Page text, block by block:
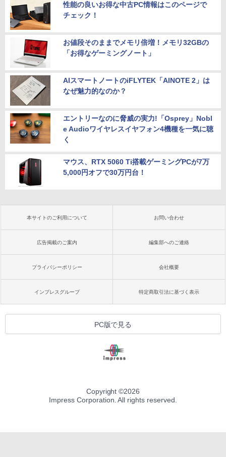
性能の良いお得な中古PC情報はこのページで
チェック！
お値段そのままでメモリ倍増！メモリ32GBの
「お得なゲーミングノート」
AIスマートノートのiFLYTEK「AINOTE 2」は
なぜ魅力的なのか？
エントリーなのに脅威の実力!「Osprey」Nobl
e Audioワイヤレスイヤフォン4機種を一気に聴
く
マウス、RTX 5060 Ti搭載ゲーミングPCが7万
5,000円オフで30万円台！
本サイトのご利用について お問い合わせ
広告掲載のご案内 編集部へのご連絡
プライバシーポリシー 会社概要
インプレスグループ 特定商取引法に基づく表示
PC版で見る
Copyright ©2026
Impress Corporation. All rights reserved.